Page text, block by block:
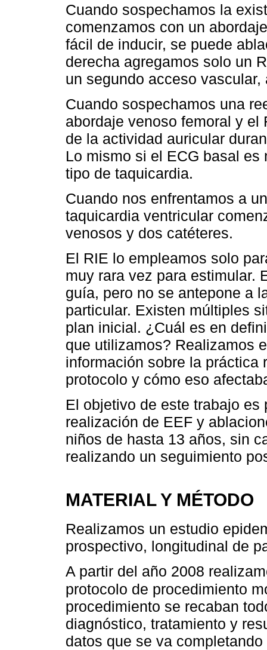
Cuando sospechamos la
comenzamos con un
fácil de inducir, se puede
derecha agregamos solo un
un segundo acceso
Cuando sospechamos una
abordaje venoso femoral y el
de la actividad auricular
Lo mismo si el ECG basal
tipo de taquicardia.
Cuando nos enfrentamos a
taquicardia ventricular
venosos y dos catéteres.
El RIE lo empleamos solo
muy rara vez para estimular.
guía, pero no se antepone a
particular. Existen múltiples
plan inicial. ¿Cuál es en
que utilizamos? Realizamos
información sobre la práctica
protocolo y cómo eso
El objetivo de este trabajo
realización de EEF y
niños de hasta 13 años, sin
realizando un seguimiento
MATERIAL Y MÉTODO
Realizamos un estudio
prospectivo, longitudinal de
A partir del año 2008
protocolo de procedimiento
procedimiento se recaban
diagnóstico, tratamiento y
datos que se va